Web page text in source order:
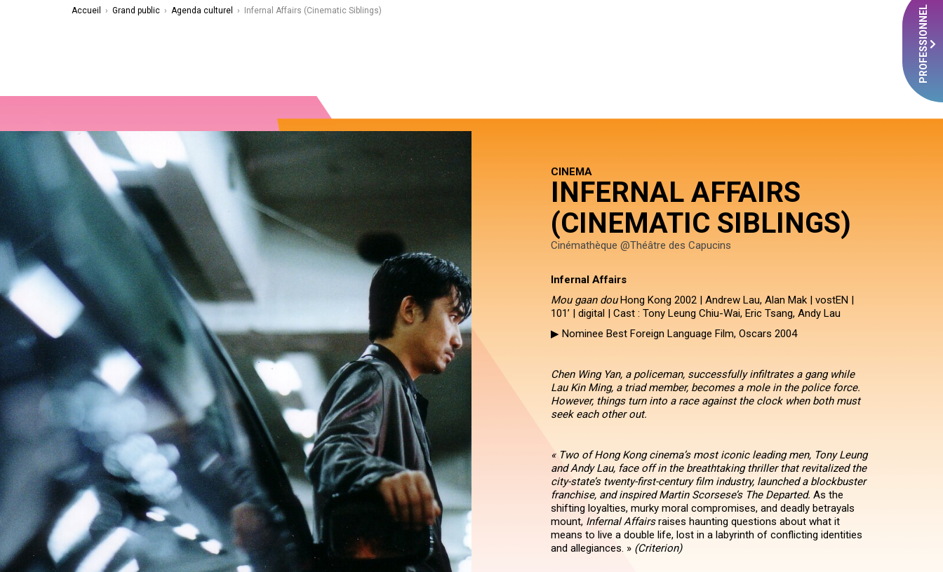
PROFESSIONNEL
Accueil › Grand public › Agenda culturel › Infernal Affairs (Cinematic Siblings)
CINEMA
INFERNAL AFFAIRS
(CINEMATIC SIBLINGS)
Cinémathèque @Théâtre des Capucins
Infernal Affairs
Mou gaan douHong Kong 2002 | Andrew Lau, Alan Mak | vostEN |
101’ | digital | Cast : Tony Leung Chiu-Wai, Eric Tsang, Andy Lau
▶ Nominee Best Foreign Language Film, Oscars 2004
Chen Wing Yan, a policeman, successfully infiltrates a gang while
Lau Kin Ming, a triad member, becomes a mole in the police force.
However, things turn into a race against the clock when both must
seek each other out.
« Two of Hong Kong cinema’s most iconic leading men, Tony Leung
and Andy Lau, face off in the breathtaking thriller that revitalized the
city-state’s twenty-first-century film industry, launched a blockbuster
franchise, and inspired Martin Scorsese’s The Departed. As the
shifting loyalties, murky moral compromises, and deadly betrayals
mount, Infernal Affairsraises haunting questions about what it
means to live a double life, lost in a labyrinth of conflicting identities
and allegiances. » (Criterion)